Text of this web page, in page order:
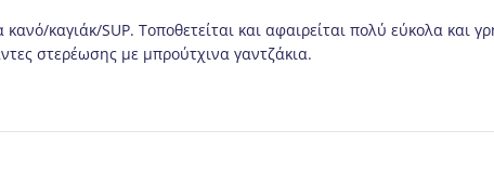
καγιάκ/SUP. Τοποθετείται και αφαιρείται πολύ εύκολα
στερέωσης με μπρούτχινα γαντζάκια.